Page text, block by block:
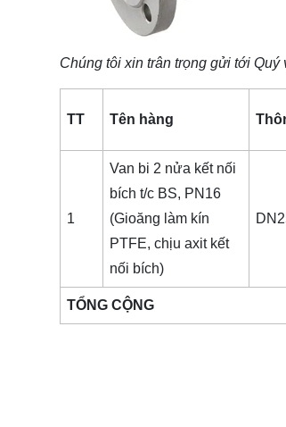
Chúng tôi xin trân trọng gửi tới Quý
TT Tên hàng
1
Van bi 2 nửa kết nối
bích t/c BS, PN16
(Gioăng làm kín
PTFE, chịu axit kết
nối bích)
TỔNG CỘNG